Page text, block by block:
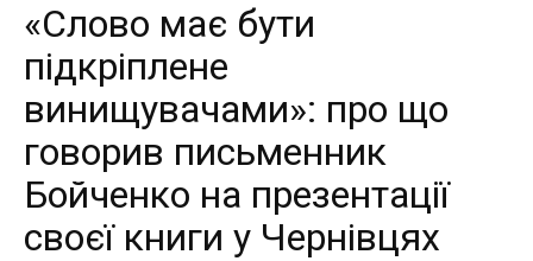
«Слово має бути
підкріплене
винищувачами»: про що
говорив письменник
Бойченко на презентації
своєї книги у Чернівцях